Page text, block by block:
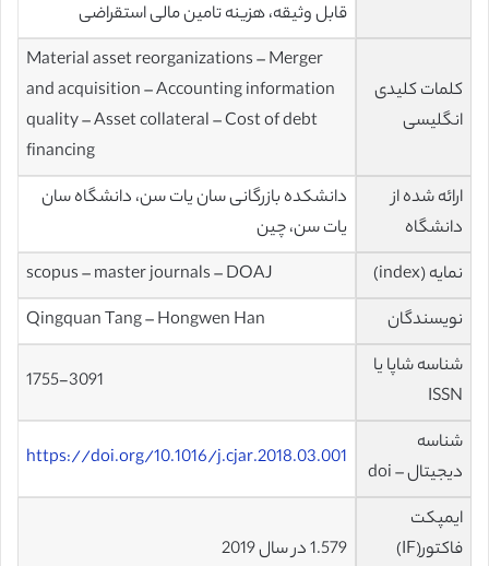
قابل وثیقه، هزینه تامین مالی استقراضی
کلمات کلیدی
انگلیسی
Material asset reorganizations – Merger
and acquisition – Accounting information
quality – Asset collateral – Cost of debt
financing
ارائه شده از
دانشگاه
دانشکده بازرگانی سان یات سن، دانشگاه سان
یات سن، چین
نمایه (index)
scopus – master journals – DOAJ
نویسندگان
Qingquan Tang – Hongwen Han
شناسه شاپا یا
ISSN
1755-3091
شناسه
دیجیتال – doi
https://doi.org/10.1016/j.cjar.2018.03.001
ایمپکت
فاکتور(IF)
1.579 در سال 2019